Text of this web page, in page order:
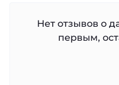
Нет отзывов о
первым,